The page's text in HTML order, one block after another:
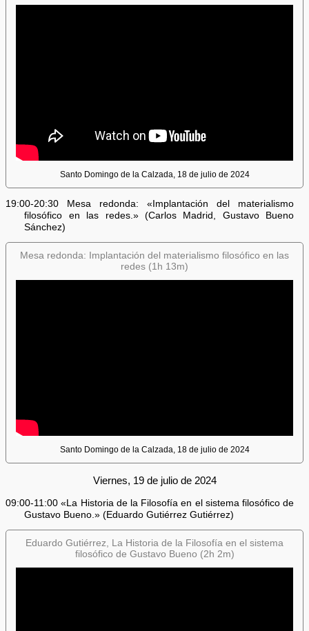
Santo Domingo de la Calzada, 18 de julio de 2024
19:00-20:30 Mesa redonda: «Implantación del materialismo
filosófico en las redes.» (Carlos Madrid, Gustavo Bueno
Sánchez)
Mesa redonda: Implantación del materialismo filosófico en las
redes (1h 13m)
Santo Domingo de la Calzada, 18 de julio de 2024
Viernes, 19 de julio de 2024
09:00-11:00 «La Historia de la Filosofía en el sistema filosófico de
Gustavo Bueno.» (Eduardo Gutiérrez Gutiérrez)
Eduardo Gutiérrez, La Historia de la Filosofía en el sistema
filosófico de Gustavo Bueno (2h 2m)